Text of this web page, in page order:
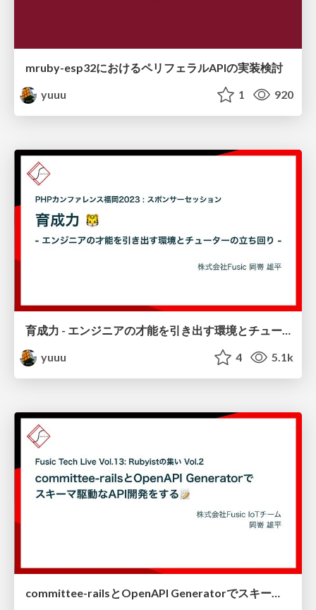
mruby-esp32におけるペリフェラルAPIの実装検討
yuuu
1 920
育成力 - エンジニアの才能を引き出す環境とチューターの立ち回り -
yuuu
4 5.1k
committee-railsとOpenAPI Generatorでスキーマ駆動なAPI開発をする